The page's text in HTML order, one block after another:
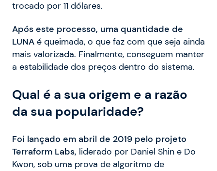
trocado por 11 dólares.
Após este processo, uma quantidade de
LUNA é queimada, o que faz com que seja ainda
mais valorizada. Finalmente, conseguem manter
a estabilidade dos preços dentro do sistema.
Qual é a sua origem e a razão
da sua popularidade?
Foi lançado em abril de 2019 pelo projeto
Terraform Labs, liderado por Daniel Shin e Do
Kwon, sob uma prova de algoritmo de